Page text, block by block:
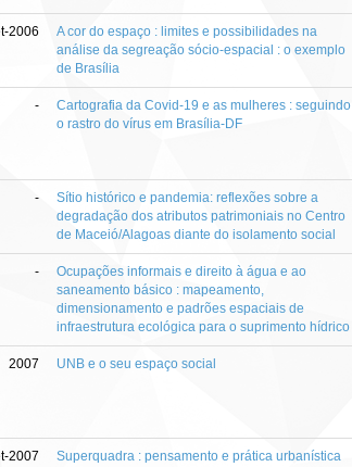
2006
A cor do espaço : limites e possibilidades na
análise da segreação sócio-espacial : o exemplo
de Brasília
-
Cartografia da Covid-19 e as mulheres : seguindo
o rastro do vírus em Brasília-DF
-
Sítio histórico e pandemia: reflexões sobre a
degradação dos atributos patrimoniais no Centro
de Maceió/Alagoas diante do isolamento social
-
Ocupações informais e direito à água e ao
saneamento básico : mapeamento,
dimensionamento e padrões espaciais de
infraestrutura ecológica para o suprimento hídrico
2007 UNB e o seu espaço social
2007 Superquadra : pensamento e prática urbanística